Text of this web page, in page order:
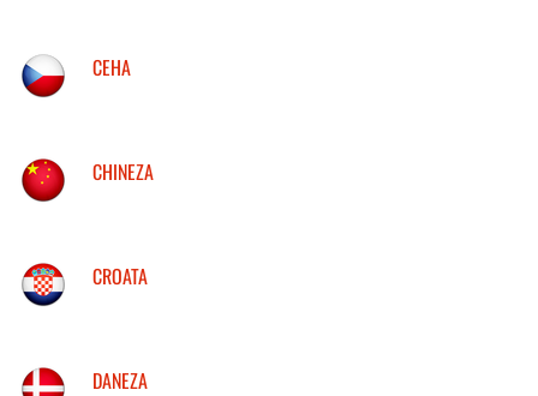
CEHA
CHINEZA
CROATA
DANEZA